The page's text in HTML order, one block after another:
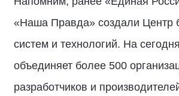
«Наша Правда» создали Центр
систем и технологий. На
объединяет более 500
разработчиков и